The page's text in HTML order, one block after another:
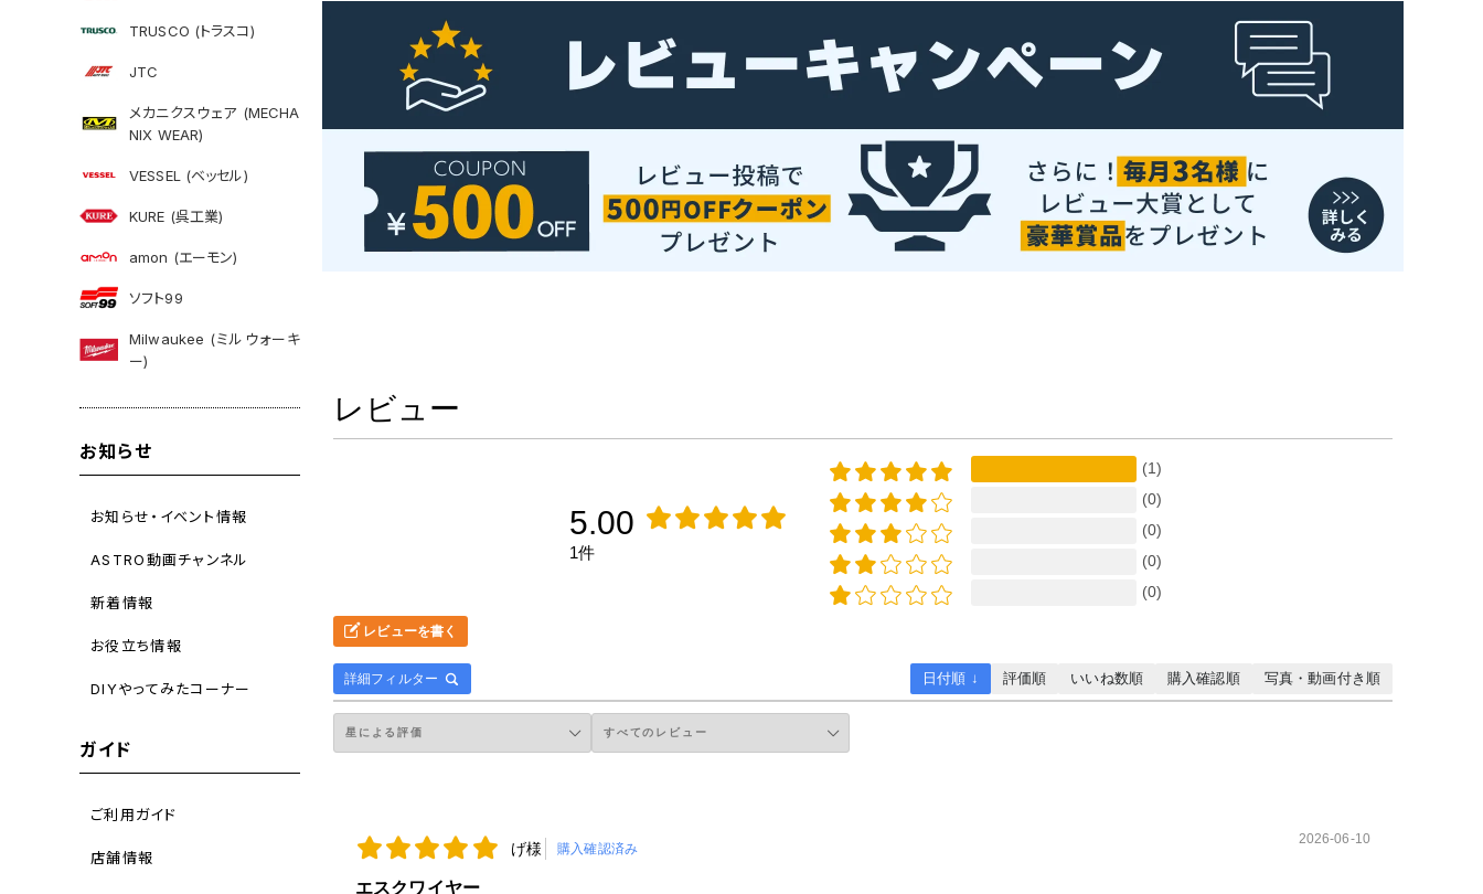
TRUSCO (トラスコ)
JTC
メカニクスウェア (MECHA
NIX WEAR)
VESSEL (ベッセル)
KURE (呉工業)
amon (エーモン)
ソフト99
Milwaukee (ミルウォーキ
ー)
お知らせ
お知らせ・イベント情報
ASTRO動画チャンネル
新着情報
お役立ち情報
DIYやってみたコーナー
ガイド
ご利用ガイド
店舗情報
レビュー
5.00
1件
(1)
(0)
(0)
(0)
(0)
レビューを書く
詳細フィルター 日付順 ↓ 評価順 いいね数順 購入確認順 写真・動画付き順
げ様 購入確認済み
2026-06-10
エスクワイヤー